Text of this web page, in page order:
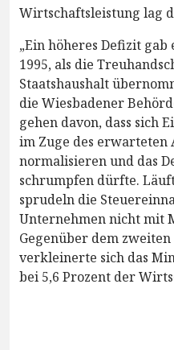
Wirtschaftsleistung lag
„Ein höheres Defizit
1995, als die
Staatshaushalt
die Wiesbadener
gehen davon, dass sich
im Zuge des erwarteten
normalisieren und das
schrumpfen dürfte.
sprudeln die
Unternehmen nicht mit
Gegenüber dem
verkleinerte sich das
bei 5,6 Prozent der